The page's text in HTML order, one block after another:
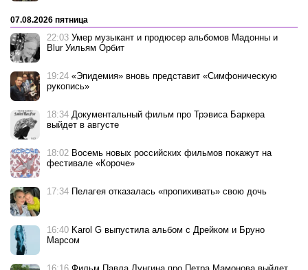
07.08.2026 пятница
22:03 Умер музыкант и продюсер альбомов Мадонны и
Blur Уильям Орбит
19:24 «Эпидемия» вновь представит «Симфоническую
рукопись»
18:34 Документальный фильм про Трэвиса Баркера
выйдет в августе
18:02 Восемь новых российских фильмов покажут на
фестивале «Короче»
17:34 Пелагея отказалась «пропихивать» свою дочь
16:40 Karol G выпустила альбом с Дрейком и Бруно
Марсом